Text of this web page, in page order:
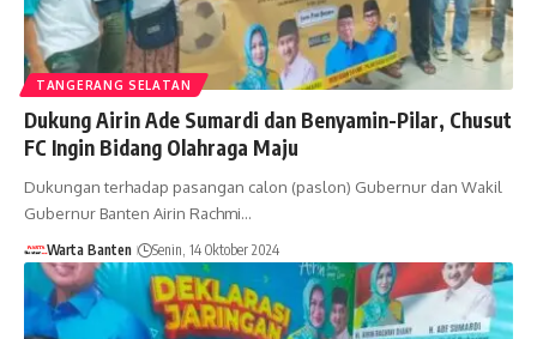
TANGERANG SELATAN
Dukung Airin Ade Sumardi dan Benyamin-Pilar, Chusut
FC Ingin Bidang Olahraga Maju
Dukungan terhadap pasangan calon (paslon) Gubernur dan Wakil
Gubernur Banten Airin Rachmi…
Warta Banten Senin, 14 Oktober 2024